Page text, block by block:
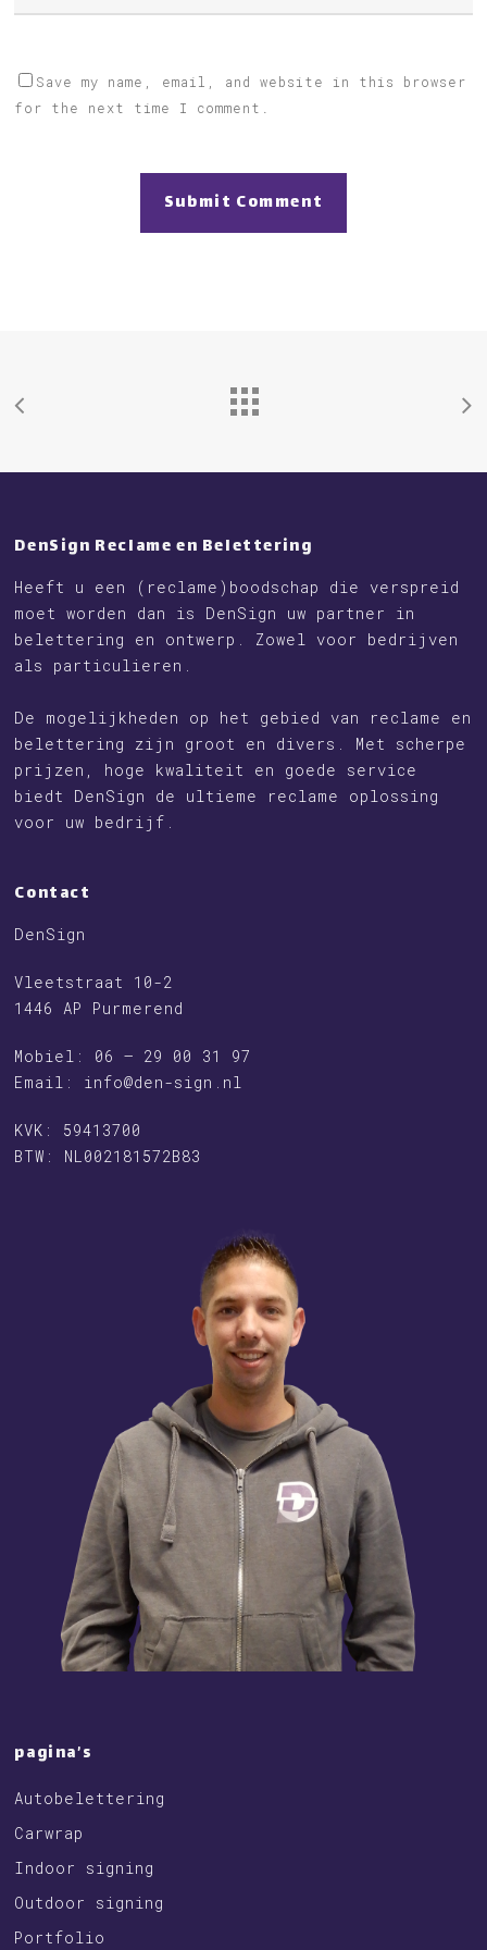
Save my name, email, and website in this browser
for the next time I comment.
DenSign Reclame en Belettering
Heeft u een (reclame)boodschap die verspreid
moet worden dan is DenSign uw partner in
belettering en ontwerp. Zowel voor bedrijven
als particulieren.
De mogelijkheden op het gebied van reclame en
belettering zijn groot en divers. Met scherpe
prijzen, hoge kwaliteit en goede service
biedt DenSign de ultieme reclame oplossing
voor uw bedrijf.
Contact
DenSign
Vleetstraat 10-2
1446 AP Purmerend
Mobiel: 06 – 29 00 31 97
Email: info@den-sign.nl
KVK: 59413700
BTW: NL002181572B83
pagina’s
Autobelettering
Carwrap
Indoor signing
Outdoor signing
Portfolio